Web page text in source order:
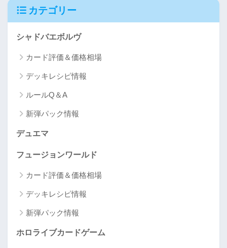
カテゴリー
シャドバエボルヴ
カード評価＆価格相場
デッキレシピ情報
ルールQ＆A
新弾パック情報
デュエマ
フュージョンワールド
カード評価＆価格相場
デッキレシピ情報
新弾パック情報
ホロライブカードゲーム